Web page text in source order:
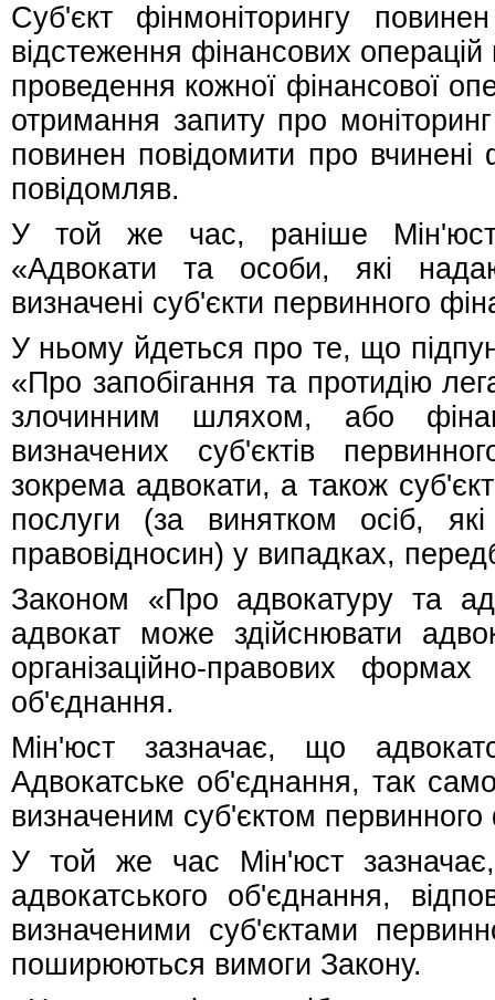
Суб'єкт фінмоніторингу
відстеження фінансових
проведення кожної фінансової
отримання запиту про
повинен повідомити про вчинені
повідомляв.
У той же час, раніше Мін'юст
«Адвокати та особи, які
визначені суб'єкти первинного
У ньому йдеться про те, що
«Про запобігання та протидію
злочинним шляхом, або
визначених суб'єктів
зокрема адвокати, а також
послуги (за винятком осіб,
правовідносин) у випадках,
Законом «Про адвокатуру та
адвокат може здійснювати
організаційно-правових
об'єднання.
Мін'юст зазначає, що
Адвокатське об'єднання, так
визначеним суб'єктом первинного
У той же час Мін'юст
адвокатського об'єднання,
визначеними суб'єктами
поширюються вимоги Закону.